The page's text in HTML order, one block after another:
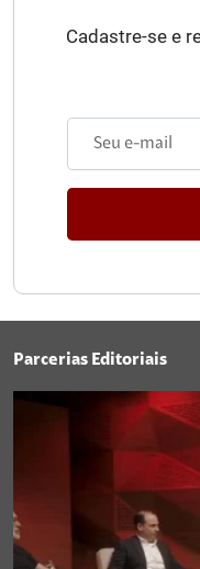
Cadastre-se e
Parcerias Editoriais